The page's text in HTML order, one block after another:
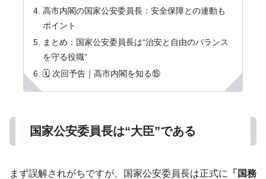
高市内閣の国家公安委員長：安全保障との連動も
ポイント
まとめ：国家公安委員長は“治安と自由のバランス
を守る役職”
🗓️ 次回予告｜高市内閣を知る⑮
国家公安委員長は“大臣”である
まず誤解されがちですが、国家公安委員長は正式に
「国務